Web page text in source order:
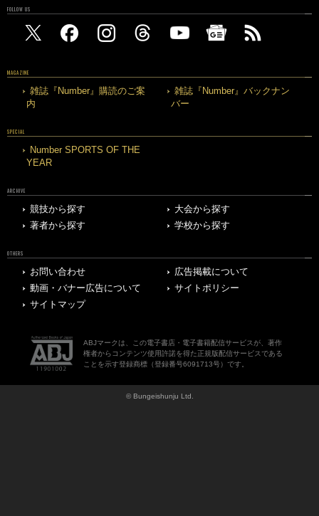
FOLLOW US
MAGAZINE
雑誌『Number』購読のご案
内
雑誌『Number』バックナン
バー
SPECIAL
Number SPORTS OF THE
YEAR
ARCHIVE
競技から探す
大会から探す
著者から探す
学校から探す
OTHERS
お問い合わせ
広告掲載について
動画・バナー広告について
サイトポリシー
サイトマップ
ABJマークは、この電子書店・電子書籍配信サービスが、著作
権者からコンテンツ使用許諾を得た正規版配信サービスである
ことを示す登録商標（登録番号6091713号）です。
© Bungeishunju Ltd.